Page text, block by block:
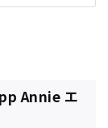
Annie エ